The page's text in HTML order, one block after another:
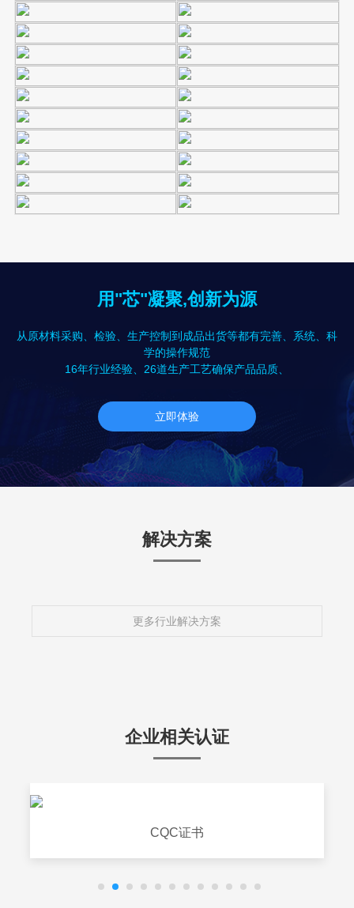
用"芯"凝聚,创新为源
从原材料采购、检验、生产控制到成品出货等都有完善、系统、科
学的操作规范
16年行业经验、26道生产工艺确保产品品质、
立即体验
解决方案
更多行业解决方案
企业相关认证
CQC证书